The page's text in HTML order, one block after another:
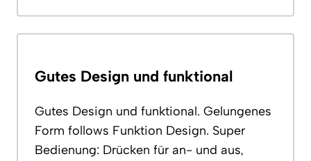
Gutes Design und funktional
Gutes Design und funktional. Gelungenes
Form follows Funktion Design. Super
Bedienung: Drücken für an- und aus,